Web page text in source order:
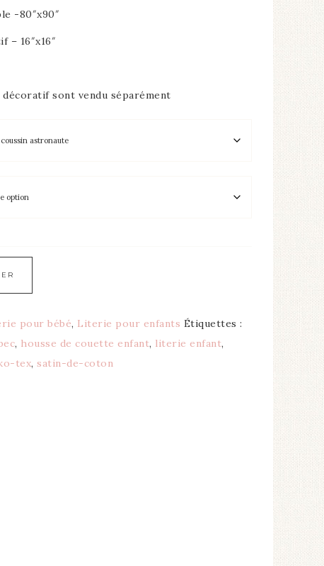
-80″x90″
– 16″x16″
sont vendu séparément
pour bébé, Literie pour enfants Étiquettes :
, housse de couette enfant, literie enfant,
tex,satin-de-coton